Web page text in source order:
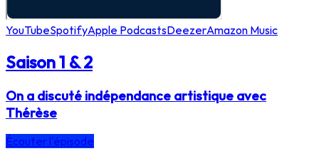
YouTubeSpotifyApple PodcastsDeezerAmazon Music
Saison 1 & 2
On a discuté indépendance artistique avec
Thérèse
Écouter l'épisode